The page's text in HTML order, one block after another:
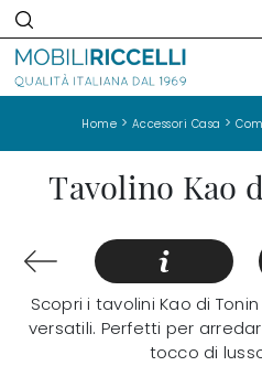
Home > Accessori Casa >
Tavolino Kao
Scopri i tavolini Kao di
versatili. Perfetti per
tocco di